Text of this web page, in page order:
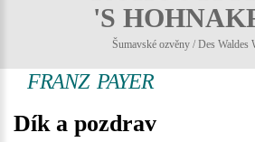
'S
Šumavské ozvěny / Des Waldes
FRANZ PAYER
Dík a pozdrav